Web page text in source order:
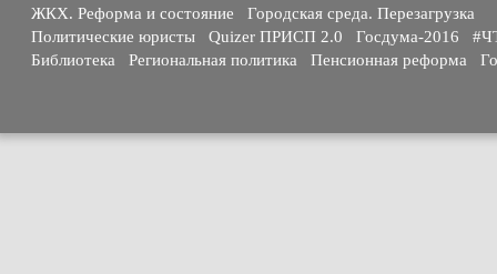
ЖКХ. Реформа и состояние
Городская среда. Перезагрузка
Политические юристы
Quizer ПРИСП 2.0 Госдума-2016
Библиотека
Региональная политика Пенсионная реформа